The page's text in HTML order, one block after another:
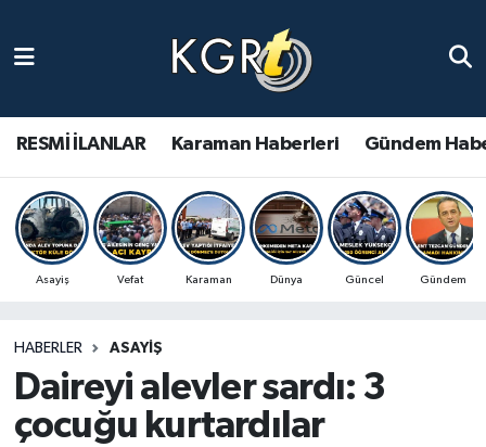
RESMİ İLANLAR Karaman Haberleri Gündem
Asayiş Vefat Karaman Dünya Güncel Gündem
HABERLER ASAYIŞ
Daireyi alevler sardı: 3
çocuğu kurtardılar
Gündem Haberleri
Güncel Haberler
Spor Haberleri
Ulusal Haberler
Vefat Edenler